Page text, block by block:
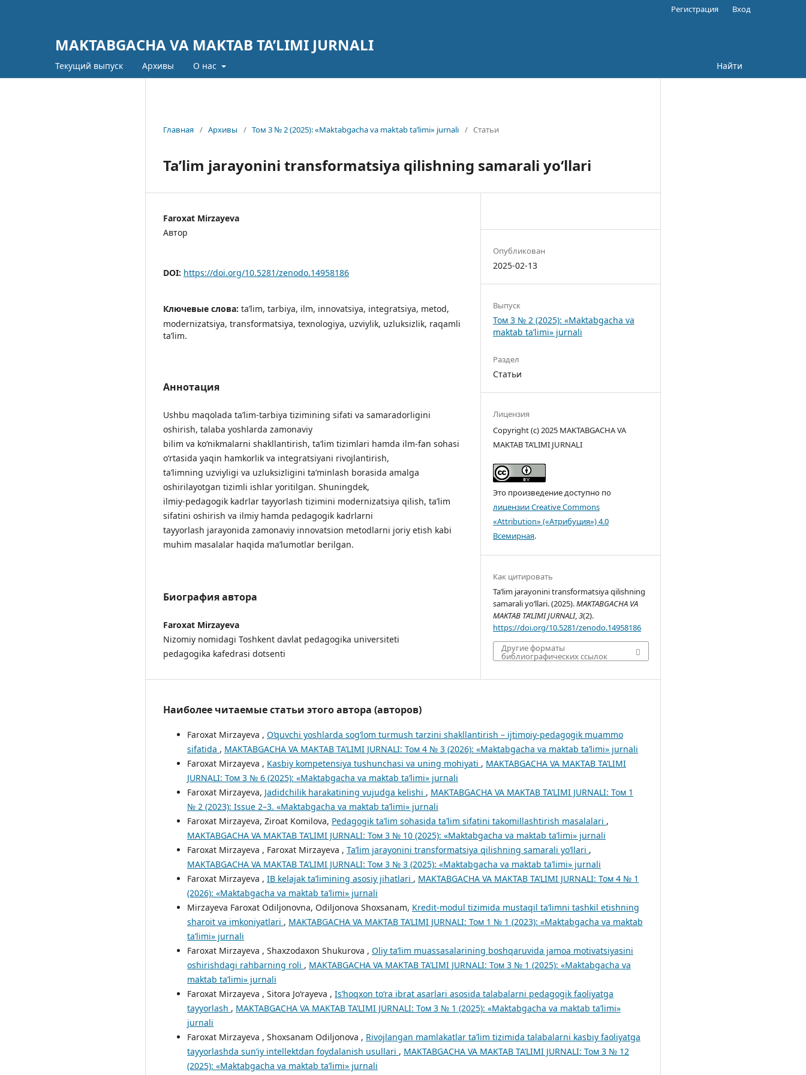
MAKTABGACHA VA MAKTAB TA’LIMI JURNALI
Текущий выпуск Архивы О нас Найти
Регистрация Вход
Главная / Архивы / Том 3 № 2 (2025): «Maktabgacha va maktab ta’limi» jurnali / Статьи
Ta’lim jarayonini transformatsiya qilishning samarali yo‘llari
Faroxat Mirzayeva
Автор
DOI: https://doi.org/10.5281/zenodo.14958186
Ключевые слова: ta’lim, tarbiya, ilm, innovatsiya, integratsiya, metod,
modernizatsiya, transformatsiya, texnologiya, uzviylik, uzluksizlik, raqamli
ta’lim.
Аннотация
Ushbu maqolada ta’lim-tarbiya tizimining sifati va samaradorligini
oshirish, talaba yoshlarda zamonaviy
bilim va ko‘nikmalarni shakllantirish, ta’lim tizimlari hamda ilm-fan sohasi
o‘rtasida yaqin hamkorlik va integratsiyani rivojlantirish,
ta’limning uzviyligi va uzluksizligini ta’minlash borasida amalga
oshirilayotgan tizimli ishlar yoritilgan. Shuningdek,
ilmiy-pedagogik kadrlar tayyorlash tizimini modernizatsiya qilish, ta’lim
sifatini oshirish va ilmiy hamda pedagogik kadrlarni
tayyorlash jarayonida zamonaviy innovatsion metodlarni joriy etish kabi
muhim masalalar haqida ma’lumotlar berilgan.
Биография автора
Faroxat Mirzayeva
Nizomiy nomidagi Toshkent davlat pedagogika universiteti
pedagogika kafedrasi dotsenti
Опубликован
2025-02-13
Выпуск
Том 3 № 2 (2025): «Maktabgacha va
maktab ta’limi» jurnali
Раздел
Статьи
Лицензия
Copyright (c) 2025 MAKTABGACHA VA
MAKTAB TA’LIMI JURNALI
Это произведение доступно по
лицензии Creative Commons
«Attribution» («Атрибуция») 4.0
Всемирная.
Как цитировать
Ta’lim jarayonini transformatsiya qilishning
samarali yo‘llari. (2025).MAKTABGACHA VA
MAKTAB TA’LIMI JURNALI,3(2).
https://doi.org/10.5281/zenodo.14958186
Другие форматы
библиографических ссылок
Наиболее читаемые статьи этого автора (авторов)
Faroxat Mirzayeva , O‘quvchi yoshlarda sog‘lom turmush tarzini shakllantirish – ijtimoiy-pedagogik muammo
sifatida , MAKTABGACHA VA MAKTAB TA’LIMI JURNALI: Том 4 № 3 (2026): «Maktabgacha va maktab ta’limi» jurnali
Faroxat Mirzayeva , Kasbiy kompetensiya tushunchasi va uning mohiyati , MAKTABGACHA VA MAKTAB TA’LIMI
JURNALI: Том 3 № 6 (2025): «Maktabgacha va maktab ta’limi» jurnali
Faroxat Mirzayeva, Jadidchilik harakatining vujudga kelishi , MAKTABGACHA VA MAKTAB TA’LIMI JURNALI: Том 1
№ 2 (2023): Issue 2–3. «Maktabgacha va maktab ta’limi» jurnali
Faroxat Mirzayeva, Ziroat Komilova, Pedagogik ta’lim sohasida ta’lim sifatini takomillashtirish masalalari ,
MAKTABGACHA VA MAKTAB TA’LIMI JURNALI: Том 3 № 10 (2025): «Maktabgacha va maktab ta’limi» jurnali
Faroxat Mirzayeva , Faroxat Mirzayeva , Ta’lim jarayonini transformatsiya qilishning samarali yo‘llari ,
MAKTABGACHA VA MAKTAB TA’LIMI JURNALI: Том 3 № 3 (2025): «Maktabgacha va maktab ta’limi» jurnali
Faroxat Mirzayeva , IB kelajak ta’limining asosiy jihatlari , MAKTABGACHA VA MAKTAB TA’LIMI JURNALI: Том 4 № 1
(2026): «Maktabgacha va maktab ta’limi» jurnali
Mirzayeva Faroxat Odiljonovna, Odiljonova Shoxsanam, Kredit-modul tizimida mustaqil ta’limni tashkil etishning
sharoit va imkoniyatlari , MAKTABGACHA VA MAKTAB TA’LIMI JURNALI: Том 1 № 1 (2023): «Maktabgacha va maktab
ta’limi» jurnali
Faroxat Mirzayeva , Shaxzodaxon Shukurova , Oliy ta’lim muassasalarining boshqaruvida jamoa motivatsiyasini
oshirishdagi rahbarning roli , MAKTABGACHA VA MAKTAB TA’LIMI JURNALI: Том 3 № 1 (2025): «Maktabgacha va
maktab ta’limi» jurnali
Faroxat Mirzayeva , Sitora Jo‘rayeva , Is’hoqxon to‘ra ibrat asarlari asosida talabalarni pedagogik faoliyatga
tayyorlash , MAKTABGACHA VA MAKTAB TA’LIMI JURNALI: Том 3 № 1 (2025): «Maktabgacha va maktab ta’limi»
jurnali
Faroxat Mirzayeva , Shoxsanam Odiljonova , Rivojlangan mamlakatlar ta’lim tizimida talabalarni kasbiy faoliyatga
tayyorlashda sun’iy intellektdan foydalanish usullari , MAKTABGACHA VA MAKTAB TA’LIMI JURNALI: Том 3 № 12
(2025): «Maktabgacha va maktab ta’limi» jurnali